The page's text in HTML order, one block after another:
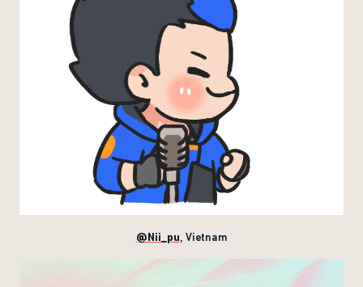
@Nii_pu , Vietnam